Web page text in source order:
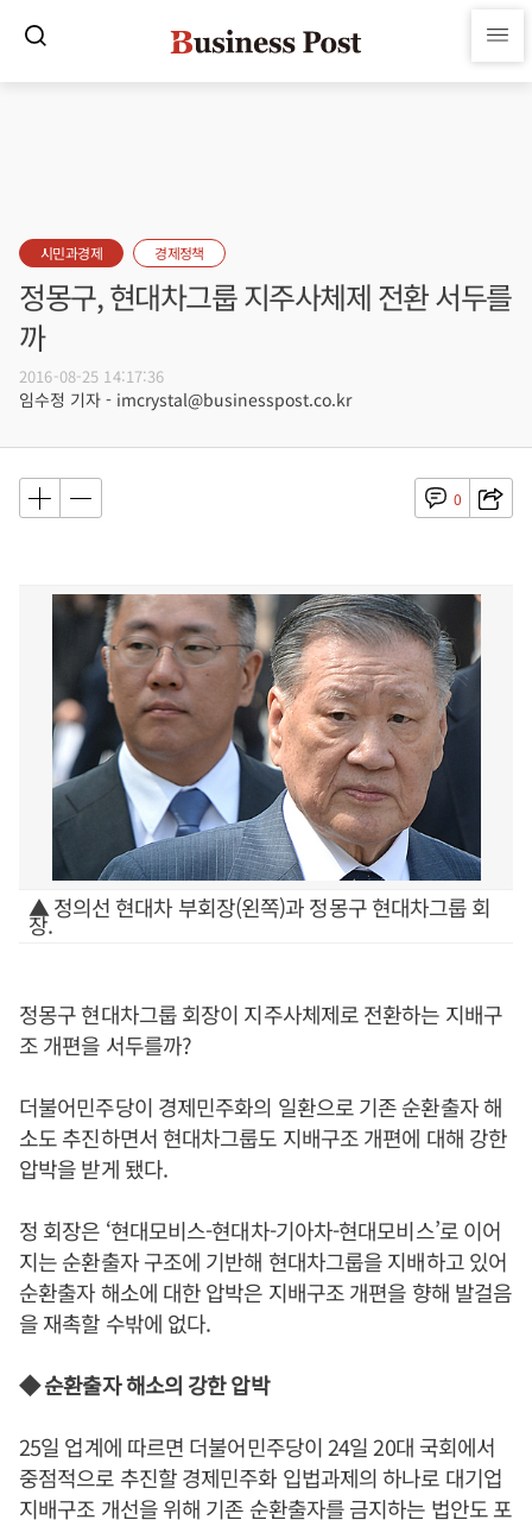
시민과경제 경제정책
정몽구, 현대차그룹 지주사체제 전환 서두를
까
2016-08-25 14:17:36
임수정 기자 - imcrystal@businesspost.co.kr
0
▲ 정의선 현대차 부회장(왼쪽)과 정몽구 현대차그룹 회
장.
정몽구 현대차그룹 회장이 지주사체제로 전환하는 지배구
조 개편을 서두를까?
더불어민주당이 경제민주화의 일환으로 기존 순환출자 해
소도 추진하면서 현대차그룹도 지배구조 개편에 대해 강한
압박을 받게 됐다.
정 회장은 ‘현대모비스-현대차-기아차-현대모비스’로 이어
지는 순환출자 구조에 기반해 현대차그룹을 지배하고 있어
순환출자 해소에 대한 압박은 지배구조 개편을 향해 발걸음
을 재촉할 수밖에 없다.
◆ 순환출자 해소의 강한 압박
25일 업계에 따르면 더불어민주당이 24일 20대 국회에서
중점적으로 추진할 경제민주화 입법과제의 하나로 대기업
지배구조 개선을 위해 기존 순환출자를 금지하는 법안도 포